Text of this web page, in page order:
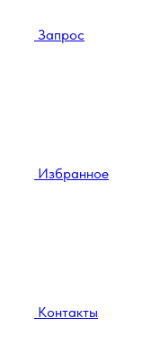
Запрос
Избранное
Контакты